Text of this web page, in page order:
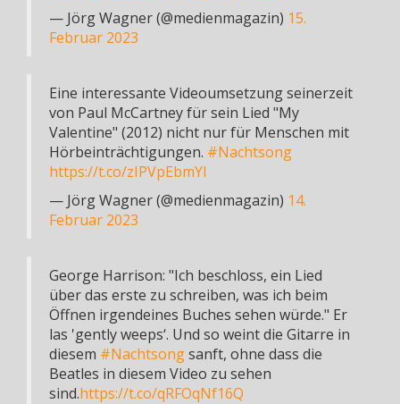
— Jörg Wagner (@medienmagazin) 15.
Februar 2023
Eine interessante Videoumsetzung seinerzeit
von Paul McCartney für sein Lied "My
Valentine" (2012) nicht nur für Menschen mit
Hörbeinträchtigungen. #Nachtsong
https://t.co/zIPVpEbmYI
— Jörg Wagner (@medienmagazin) 14.
Februar 2023
George Harrison: "Ich beschloss, ein Lied
über das erste zu schreiben, was ich beim
Öffnen irgendeines Buches sehen würde." Er
las 'gently weeps‘. Und so weint die Gitarre in
diesem #Nachtsongsanft, ohne dass die
Beatles in diesem Video zu sehen
sind.https://t.co/qRFOqNf16Q